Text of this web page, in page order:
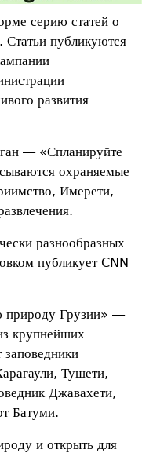
серию статей о
Статьи публикуются
развития
— «Спланируйте
охраняемые
Имерети,
разнообразных
публикует CNN
природу Грузии» —
крупнейших
Тушети,
Джавахети,
Батуми.
и открыть для